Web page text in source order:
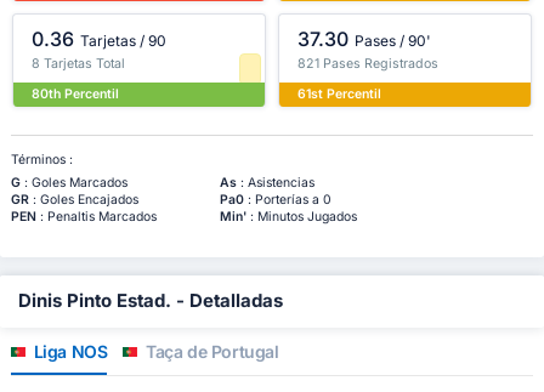
0.36 Tarjetas / 90
8 Tarjetas Total
80th Percentil
37.30 Pases / 90'
821 Pases Registrados
61st Percentil
Términos :
G: Goles Marcados As: Asistencias
GR: Goles Encajados Pa0: Porterías a 0
PEN : Penaltis Marcados Min': Minutos Jugados
Dinis Pinto Estad. - Detalladas
Liga NOS Taça de Portugal